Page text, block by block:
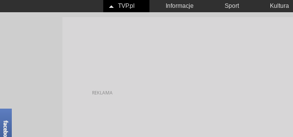
TVP.pl Informacje Sport Kultura